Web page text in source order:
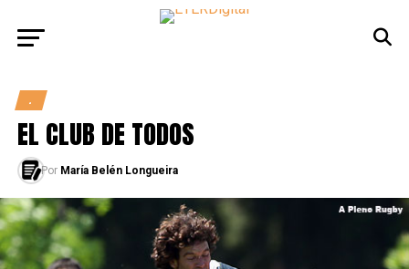
.
EL CLUB DE TODOS
Por María Belén Longueira